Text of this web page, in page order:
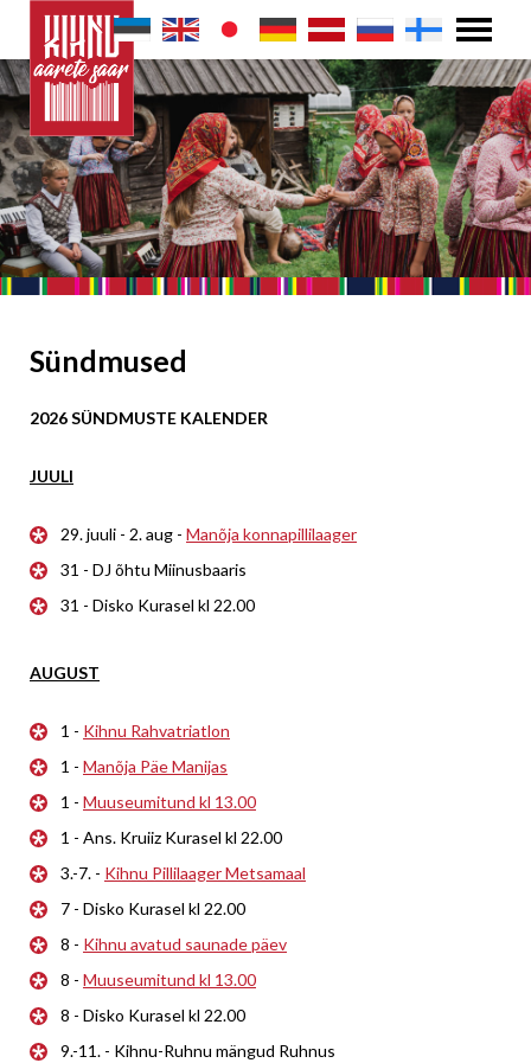
Sündmused
2026 SÜNDMUSTE KALENDER
JUULI
29. juuli - 2. aug - Manõja konnapillilaager
31 - DJ õhtu Miinusbaaris
31 - Disko Kurasel kl 22.00
AUGUST
1 - Kihnu Rahvatriatlon
1 - Manõja Päe Manijas
1 - Muuseumitund kl 13.00
1 - Ans. Kruiiz Kurasel kl 22.00
3.-7. - Kihnu Pillilaager Metsamaal
7 - Disko Kurasel kl 22.00
8 - Kihnu avatud saunade päev
8 - Muuseumitund kl 13.00
8 - Disko Kurasel kl 22.00
9.-11. - Kihnu-Ruhnu mängud Ruhnus